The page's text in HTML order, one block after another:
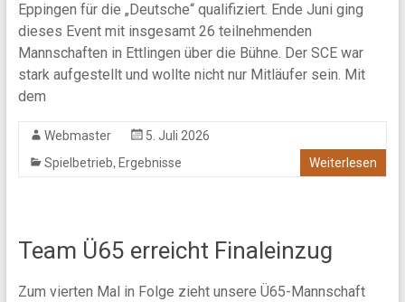
Eppingen für die „Deutsche“ qualifiziert. Ende Juni ging
dieses Event mit insgesamt 26 teilnehmenden
Mannschaften in Ettlingen über die Bühne. Der SCE war
stark aufgestellt und wollte nicht nur Mitläufer sein. Mit
dem
Webmaster
5. Juli 2026
Spielbetrieb, Ergebnisse Weiterlesen
Team Ü65 erreicht Finaleinzug
Zum vierten Mal in Folge zieht unsere Ü65-Mannschaft